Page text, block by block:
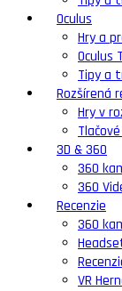
Oculus
Hry a
Oculus
Tipy a
Rozšírená
Hry v
3D & 360
360
360
Recenzie
360
VR